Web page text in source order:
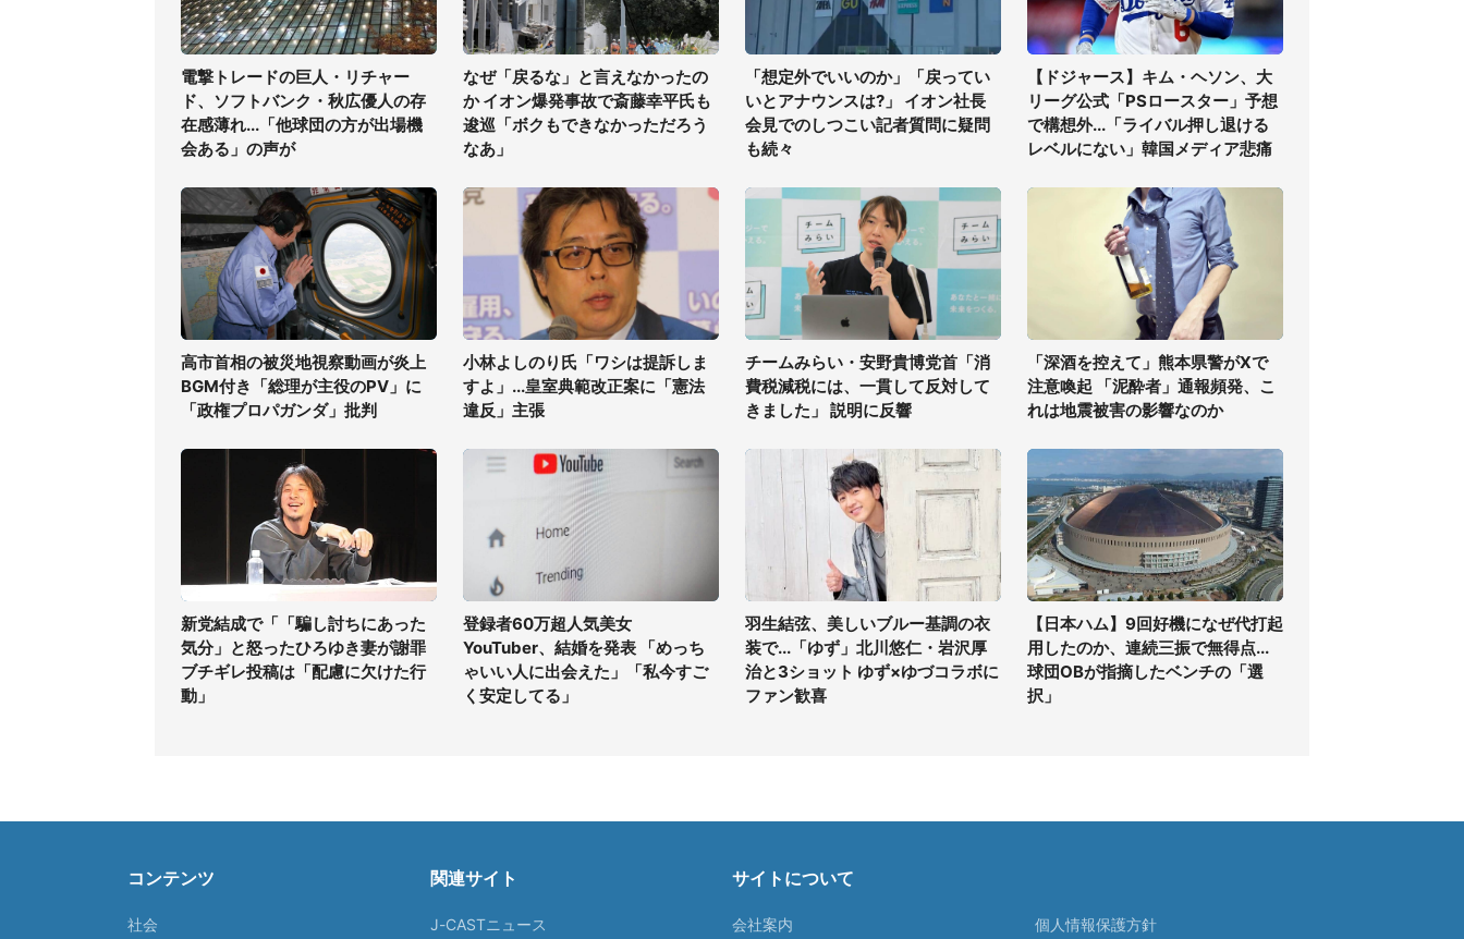
電撃トレードの巨人・リチャー
ド、ソフトバンク・秋広優人の存
在感薄れ...「他球団の方が出場機
会ある」の声が
なぜ「戻るな」と言えなかったの
か イオン爆発事故で斎藤幸平氏も
逡巡「ボクもできなかっただろう
なあ」
「想定外でいいのか」「戻ってい
いとアナウンスは?」 イオン社長
会見でのしつこい記者質問に疑問
も続々
【ドジャース】キム・ヘソン、大
リーグ公式「PSロースター」予想
で構想外...「ライバル押し退ける
レベルにない」韓国メディア悲痛
高市首相の被災地視察動画が炎上
BGM付き「総理が主役のPV」に
「政権プロパガンダ」批判
小林よしのり氏「ワシは提訴しま
すよ」...皇室典範改正案に「憲法
違反」主張
チームみらい・安野貴博党首「消
費税減税には、一貫して反対して
きました」 説明に反響
「深酒を控えて」熊本県警がXで
注意喚起 「泥酔者」通報頻発、こ
れは地震被害の影響なのか
新党結成で「「騙し討ちにあった
気分」と怒ったひろゆき妻が謝罪
ブチギレ投稿は「配慮に欠けた行
動」
登録者60万超人気美女
YouTuber、結婚を発表 「めっち
ゃいい人に出会えた」「私今すご
く安定してる」
羽生結弦、美しいブルー基調の衣
装で...「ゆず」北川悠仁・岩沢厚
治と3ショット ゆず×ゆづコラボに
ファン歓喜
【日本ハム】9回好機になぜ代打起
用したのか、連続三振で無得点...
球団OBが指摘したベンチの「選
択」
コンテンツ
社会
関連サイト
J-CASTニュース
サイトについて
会社案内 個人情報保護方針